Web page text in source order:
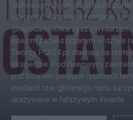
stanowiących, jak głosi hasło
internetu”. Aktualne informacje ze
gospodarki towarzyszą
esejom zamieszczanym w dziale
Twórcy PCh24.pl stawiają na
ekspertów. Podstawowym
jest bowiem podjęcie istotnych
mediach tzw. głównego nurtu są
ukazywane w fałszywym świetle.